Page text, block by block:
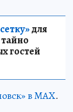
для
гостей
в MAX.